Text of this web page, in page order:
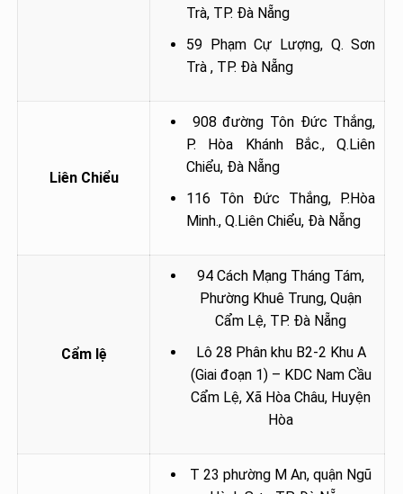
Trà, TP. Đà Nẵng
59 Phạm Cự Lượng, Q. Sơn
Trà , TP. Đà Nẵng
Liên Chiểu
908 đường Tôn Đức Thắng,
P. Hòa Khánh Bắc., Q.Liên
Chiểu, Đà Nẵng
116 Tôn Đức Thắng, P.Hòa
Minh., Q.Liên Chiểu, Đà Nẵng
Cẩm lệ
94 Cách Mạng Tháng Tám,
Phường Khuê Trung, Quận
Cẩm Lệ, TP. Đà Nẵng
Lô 28 Phân khu B2-2 Khu A
(Giai đoạn 1) – KDC Nam Cầu
Cẩm Lệ, Xã Hòa Châu, Huyện
Hòa
T 23 phường M An, quận Ngũ